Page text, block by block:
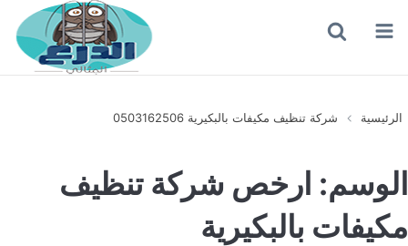
القائمة
الرئيسية شركة تنظيف مكيفات بالبكيرية 0503162506
الوسم: ارخص شركة تنظيف
مكيفات بالبكيرية